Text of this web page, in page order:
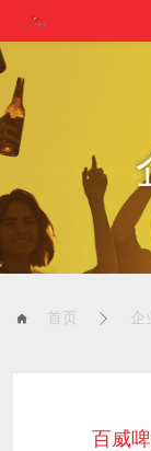
首页 企
百威